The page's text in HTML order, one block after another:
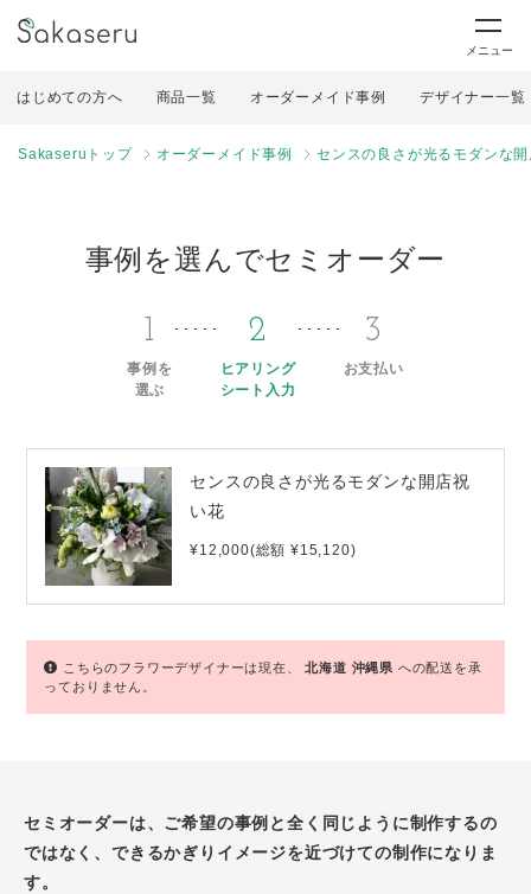
メニュー
はじめての方へ 商品一覧 オーダーメイド事例 デザイナー一覧
Sakaseruトップ オーダーメイド事例 センスの良さが光るモダンな
事例を選んでセミオーダー
1
事例を
選ぶ
2
ヒアリング
シート入力
3
お支払い
センスの良さが光るモダンな開店祝
い花
¥12,000(総額 ¥15,120)
こちらのフラワーデザイナーは現在、北海道 沖縄県 への配送を承
っておりません。
セミオーダーは、ご希望の事例と全く同じように制作するの
ではなく、できるかぎりイメージを近づけての制作になりま
す。